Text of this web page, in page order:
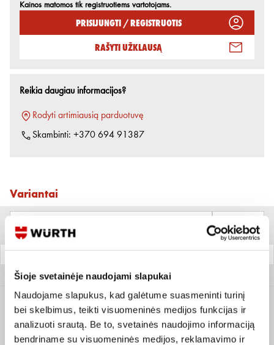
Šioje svetainėje naudojami slapukai
Naudojame slapukus, kad galėtume suasmeninti turinį
bei skelbimus, teikti visuomeninės medijos funkcijas ir
analizuoti srautą. Be to, svetainės naudojimo informaciją
bendriname su visuomeninės medijos, reklamavimo ir
Kainos matomos tik registruotiems vartotojams.
Prisijungti / Registruotis
Rašyti užklausą
Reikia daugiau informacijos?
Rodyti artimiausią parduotuvę
Skambinti: +370 694 91387
Variantai
Filtrai
5930 210 015
50 vnt
Prisijungti arba registruotis